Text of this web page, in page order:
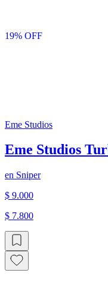
19% OFF
Eme Studios
Eme Studios
en Sniper
$ 9.000
$ 7.800